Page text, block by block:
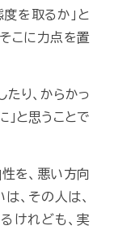
を取るか」と
こに力点を置
たり、からかっ
」と思うことで
を、悪い方向
、その人は、
けれども、実